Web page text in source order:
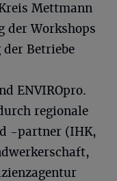
Mettmann
der Workshops
Betriebe
ENVIROpro.
regionale
-partner (IHK,